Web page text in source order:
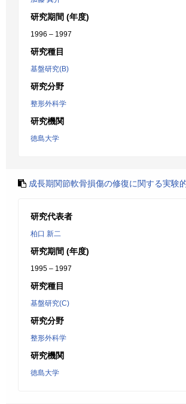
研究期間 (年度)
1996 – 1997
研究種目
基盤研究(B)
研究分野
整形外科学
研究機関
徳島大学
成長期関節軟骨損傷の修復に関する実験
研究代表者
柏口 新二
研究期間 (年度)
1995 – 1997
研究種目
基盤研究(C)
研究分野
整形外科学
研究機関
徳島大学